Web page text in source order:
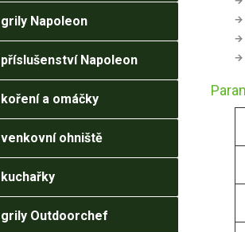
grily Napoleon
příslušenství Napoleon
koření a omáčky
venkovní ohniště
kuchařky
grily Outdoorchef